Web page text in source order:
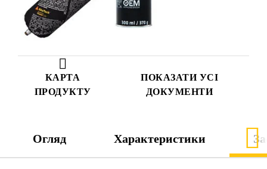
КАРТА
ПРОДУКТУ
ПОКАЗАТИ УСІ
ДОКУМЕНТИ
Огляд Характеристики